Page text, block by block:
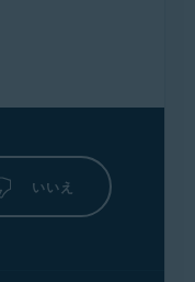
いいえ